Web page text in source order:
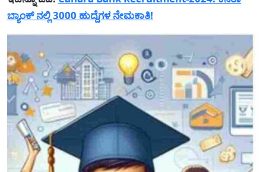
ಬ್ಯಾಂಕ್ ನಲ್ಲಿ 3000 ಹುದ್ದೆಗಳ ನೇಮಕಾತಿ!